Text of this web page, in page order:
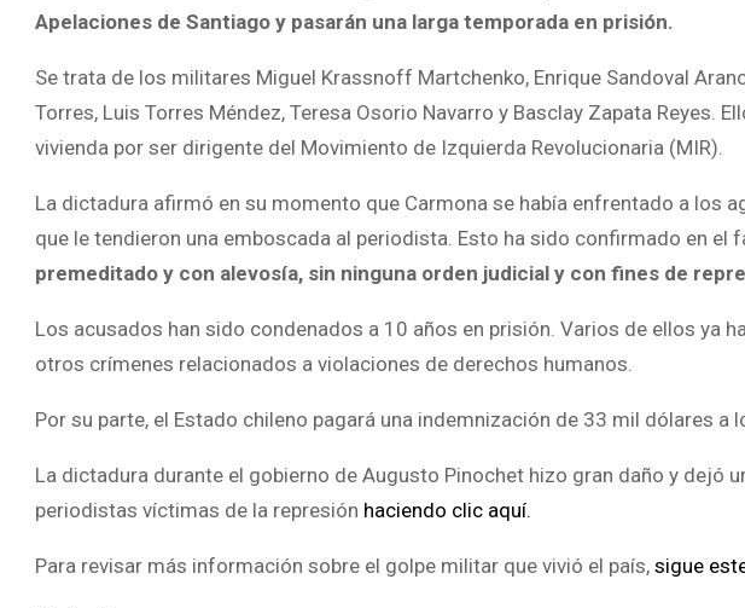
Apelaciones de Santiago y pasarán una larga temporada en prisión.
Se trata de los militares Miguel Krassnoff Martchenko, Enrique Sandoval
Torres, Luis Torres Méndez, Teresa Osorio Navarro y Basclay Zapata Reyes.
vivienda por ser dirigente del Movimiento de Izquierda Revolucionaria (MIR).
La dictadura afirmó en su momento que Carmona se había enfrentado a los
que le tendieron una emboscada al periodista. Esto ha sido confirmado en el
premeditado y con alevosía, sin ninguna orden judicial y con fines de
Los acusados han sido condenados a 10 años en prisión. Varios de ellos ya
otros crímenes relacionados a violaciones de derechos humanos.
Por su parte, el Estado chileno pagará una indemnización de 33 mil dólares a
La dictadura durante el gobierno de Augusto Pinochet hizo gran daño y dejó
periodistas víctimas de la represión haciendo clic aquí.
Para revisar más información sobre el golpe militar que vivió el país, sigue